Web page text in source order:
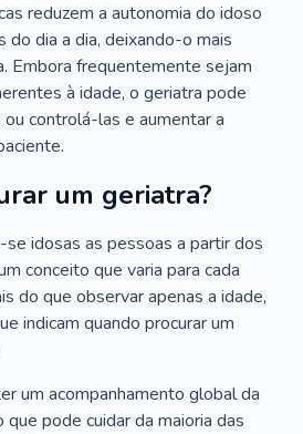
reduzem a autonomia do idoso
do dia a dia, deixando-o mais
Embora frequentemente sejam
à idade, o geriatra pode
controlá-las e aumentar a
um geriatra?
se idosas as pessoas a partir dos
conceito que varia para cada
do que observar apenas a idade,
indicam quando procurar um
um acompanhamento global da
pode cuidar da maioria das